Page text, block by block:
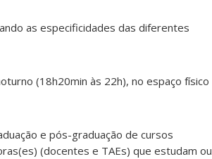
as especificidades das diferentes
(18h20min às 22h), no espaço físico
e pós-graduação de cursos
(docentes e TAEs) que estudam ou